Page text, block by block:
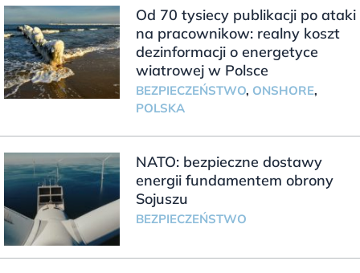
Od 70 tysiecy publikacji po ataki
na pracownikow: realny koszt
dezinformacji o energetyce
wiatrowej w Polsce
BEZPIECZEŃSTWO, ONSHORE,
POLSKA
NATO: bezpieczne dostawy
energii fundamentem obrony
Sojuszu
BEZPIECZEŃSTWO